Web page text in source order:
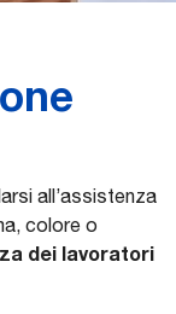
all’assistenza
colore o
dei lavoratori